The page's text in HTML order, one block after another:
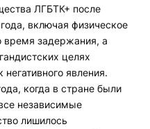
ЛГБТК+ после
включая физическое
время задержания, а
целях
явления.
когда в стране были
независимые
лишилось